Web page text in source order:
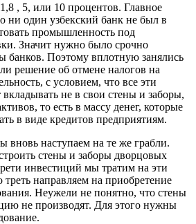
, 5, или 10 процентов. Главное
ни один узбекский банк не был в
промышленность под
Значит нужно было срочно
банков. Поэтому вплотную занялись
решение об отмене налогов на
с условием, что все эти
вкладывать не в свои стены и заборы,
то есть в массу денег, которые
в виде кредитов предприятиям.
наступаем на те же грабли.
стены и заборы дворцовых
инвестиций мы тратим на эти
направляем на приобретение
Неужели не понятно, что стены
не производят. Для этого нужны